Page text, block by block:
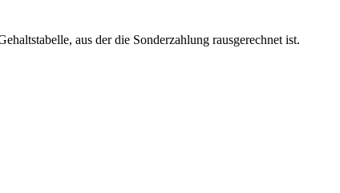
aus der die Sonderzahlung rausgerechnet ist.